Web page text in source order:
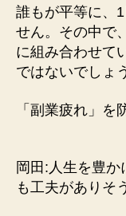
誰もが平等に、
せん。その中で
に組み合わせて
ではないでしょ
「副業疲れ」を
岡田:人生を豊
も工夫がありそ